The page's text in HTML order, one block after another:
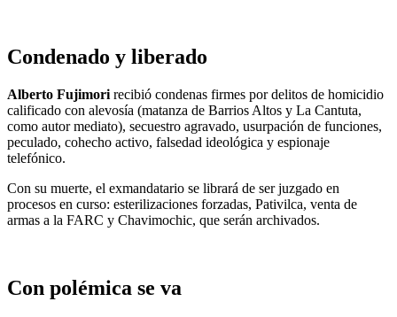
Condenado y liberado
Alberto Fujimori recibió condenas firmes por delitos de homicidio
calificado con alevosía (matanza de Barrios Altos y La Cantuta,
como autor mediato), secuestro agravado, usurpación de funciones,
peculado, cohecho activo, falsedad ideológica y espionaje
telefónico.
Con su muerte, el exmandatario se librará de ser juzgado en
procesos en curso: esterilizaciones forzadas, Pativilca, venta de
armas a la FARC y Chavimochic, que serán archivados.
Con polémica se va